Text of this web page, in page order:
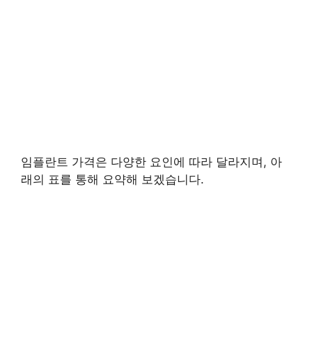
임플란트 가격은 다양한 요인에 따라 달라지며, 아
래의 표를 통해 요약해 보겠습니다.